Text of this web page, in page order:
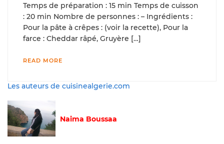
Temps de préparation : 15 min Temps de cuisson
: 20 min Nombre de personnes : – Ingrédients :
Pour la pâte à crêpes : (voir la recette), Pour la
farce : Cheddar râpé, Gruyère […]
READ MORE
Les auteurs de cuisinealgerie.com
Naima Boussaa